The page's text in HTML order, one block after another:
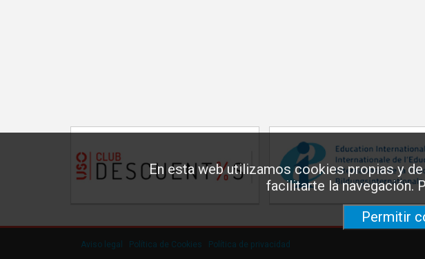
En esta web utilizamos cookies propias y
facilitarte la navegación.
Permitir
Aviso legal Política de Cookies Política de privacidad